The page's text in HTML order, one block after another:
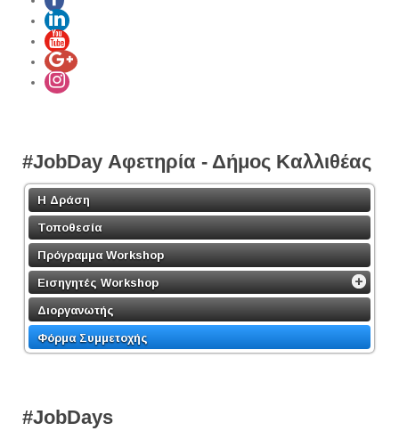
#JobDay Αφετηρία - Δήμος Καλλιθέας
Η Δράση
Τοποθεσία
Πρόγραμμα Workshop
Εισηγητές Workshop
Διοργανωτής
Φόρμα Συμμετοχής
#JobDays